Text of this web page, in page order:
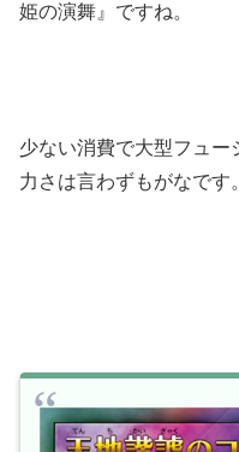
姫の演舞』ですね。
少ない消費で大型フュー
力さは言わずもがなです。